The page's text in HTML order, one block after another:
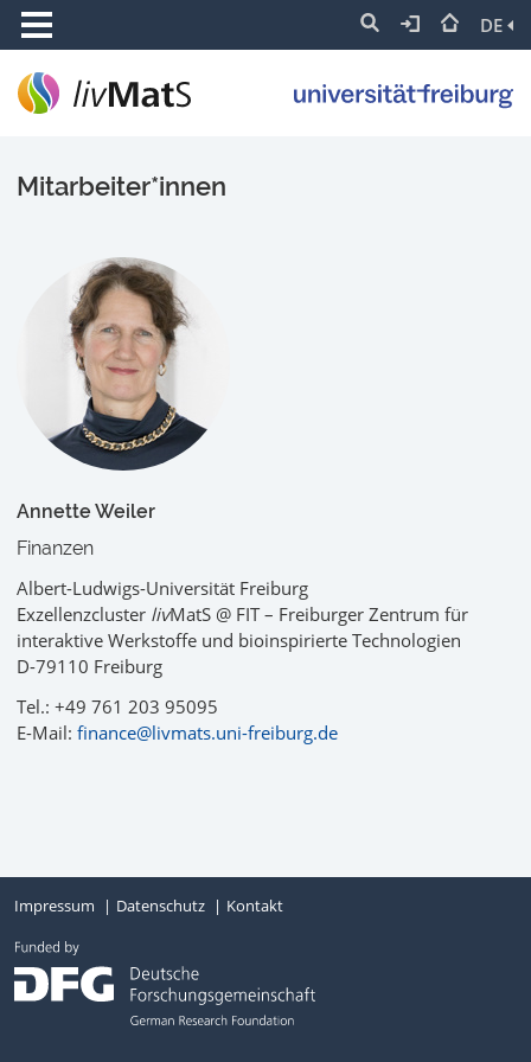
DE
Mitarbeiter*innen
Annette Weiler
Finanzen
Albert-Ludwigs-Universität Freiburg
Exzellenzcluster livMatS @ FIT – Freiburger Zentrum für
interaktive Werkstoffe und bioinspirierte Technologien
D-79110 Freiburg
Tel.: +49 761 203 95095
E-Mail: finance@livmats.uni-freiburg.de
Impressum Datenschutz Kontakt